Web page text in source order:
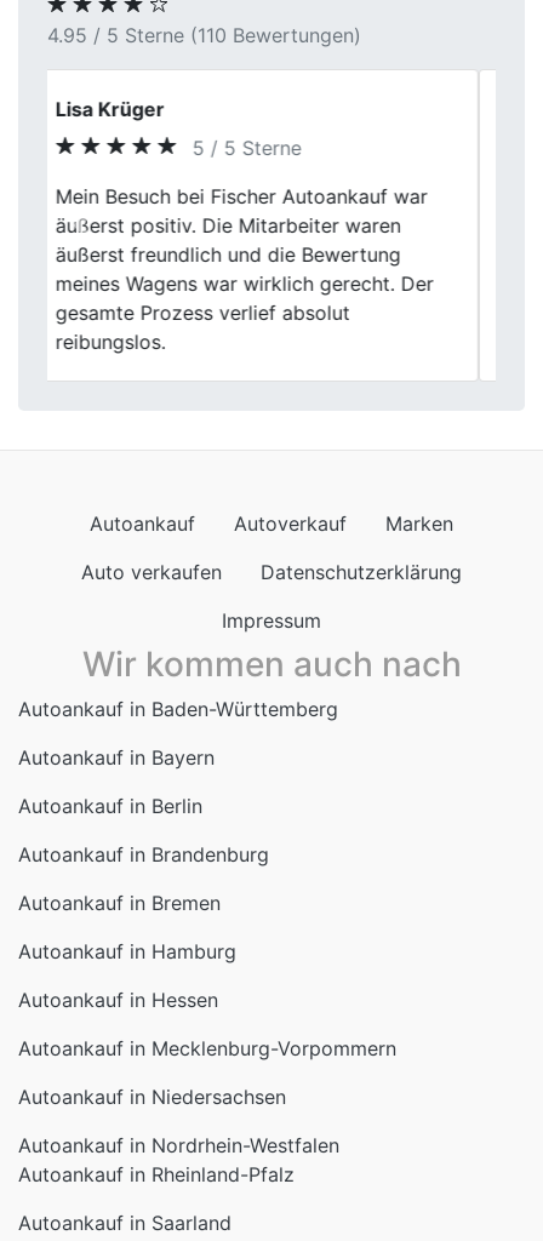
4.95 / 5 Sterne (110 Bewertungen)
Heiner
5 / 5 Sterne
Wow! Fischer Autoankauf hat mein Auto
ruckzuck gekauft. Die Online-Bewertung
war super praktisch und das Angebot
überzeugend. Kein nerviges Warten,
sondern schnelle Abwicklung. Ich bin total
happy mit dem Service
Previous
Autoankauf Autoverkauf
Marken
Auto verkaufen
Datenschutzerklärung
Impressum
Wir kommen auch nach
Autoankauf in Baden-Württemberg
Autoankauf in Bayern
Autoankauf in Berlin
Autoankauf in Brandenburg
Autoankauf in Bremen
Autoankauf in Hamburg
Autoankauf in Hessen
Autoankauf in Mecklenburg-Vorpommern
Autoankauf in Niedersachsen
Autoankauf in Nordrhein-Westfalen
Autoankauf in Rheinland-Pfalz
Autoankauf in Saarland